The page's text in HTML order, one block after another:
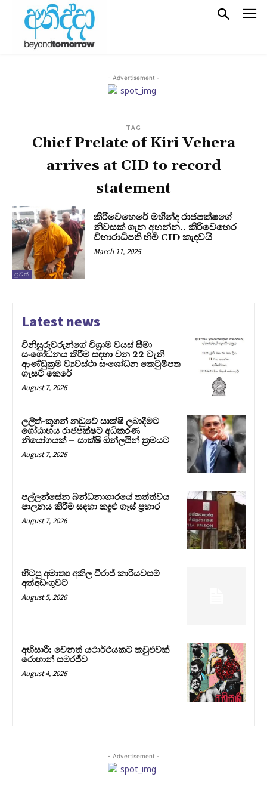
- Advertisement -
TAG
Chief Prelate of Kiri Vehera
arrives at CID to record
statement
පුවත්
කිරිවෙහෙරේ මහින්ද රාජපක්ෂගේ
නිවසක් ගැන අහන්න.. කිරිවෙහෙර
විහාරාධිපති හිමි CID කැඳවයි
March 11, 2025
Latest news
විනිසුරුවරුන්ගේ විශ්‍රාම වයස් සීමා
සංශෝධනය කිරීම සඳහා වන 22 වැනි
ආණ්ඩුක්‍රම ව්‍යවස්ථා සංශෝධන කෙටුම්පත
ගැසට් කෙරේ
August 7, 2026
ලලිත්-කූගන් නඩුවේ සාක්ෂි ලබාදීමට
ගෝඨාභය රාජපක්ෂට අධිකරණ
නියෝගයක් – සාක්ෂි ඔන්ලයින් ක්‍රමයට
August 7, 2026
පල්ලන්සේන බන්ධනාගාරයේ තත්ත්වය
පාලනය කිරීම සඳහා කඳුළු ගෑස් ප්‍රහාර
August 7, 2026
හිටපු අමාත්‍ය අකිල විරාජ් කාරියවසම්
අත්අඩංගුවට
August 5, 2026
අභිසාරී: වෙනත් යථාර්ථයකට කවුළුවක් –
රොහාන් සමරජීව
August 4, 2026
- Advertisement -